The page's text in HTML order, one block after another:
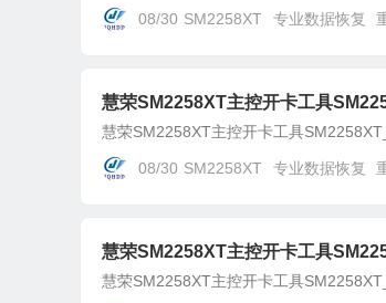
08/30 SM2258XT 专业数据恢复
慧荣SM2258XT主控开卡工具
慧荣SM2258XT主控开卡工具
08/30 SM2258XT 专业数据恢复
慧荣SM2258XT主控开卡工具
慧荣SM2258XT主控开卡工具